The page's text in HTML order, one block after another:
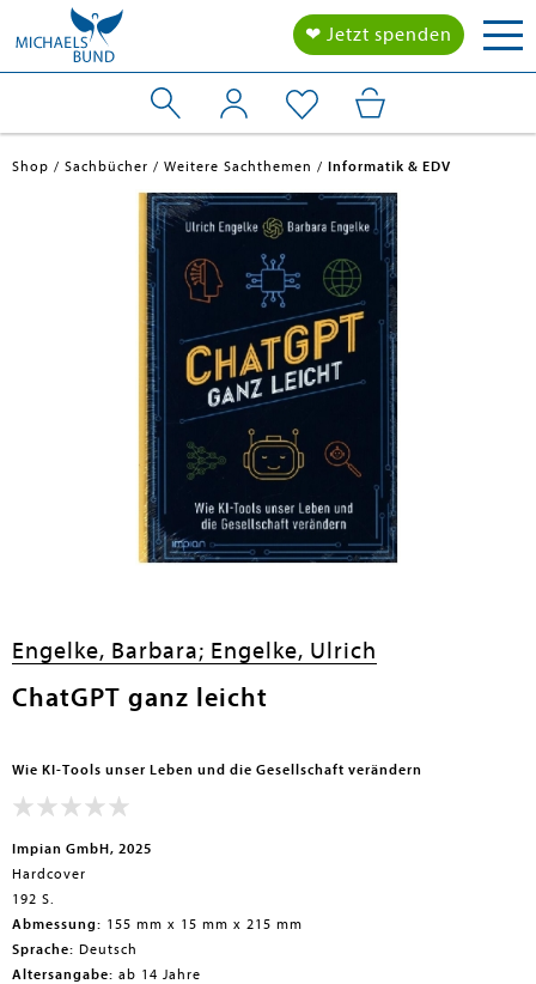
❤ Jetzt spenden
Shop Sachbücher Weitere Sachthemen Informatik & EDV
Engelke, Barbara; Engelke, Ulrich
ChatGPT ganz leicht
Wie KI-Tools unser Leben und die Gesellschaft verändern
Impian GmbH, 2025
Hardcover
192 S.
Abmessung: 155 mm x 15 mm x 215 mm
Sprache: Deutsch
Altersangabe: ab 14 Jahre